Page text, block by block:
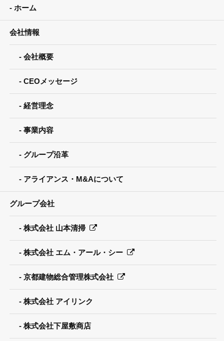
ホーム
会社情報
会社概要
CEOメッセージ
経営理念
事業内容
グループ沿革
アライアンス・M&Aについて
グループ会社
株式会社 山本清掃
株式会社 エム・アール・シー
京都建物総合管理株式会社
株式会社 アイリンク
株式会社下屋敷商店